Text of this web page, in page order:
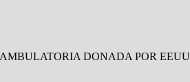
DONADA POR EEUU